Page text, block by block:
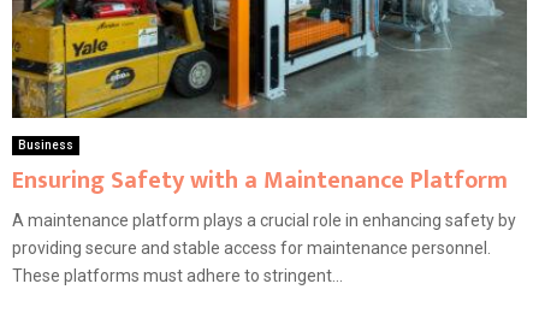
Business
Ensuring Safety with a Maintenance Platform
A maintenance platform plays a crucial role in enhancing safety by
providing secure and stable access for maintenance personnel.
These platforms must adhere to stringent...